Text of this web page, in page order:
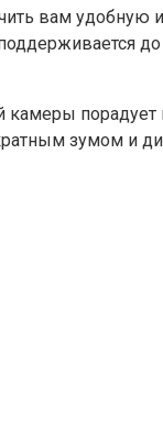
вам удобную
до
зумом и